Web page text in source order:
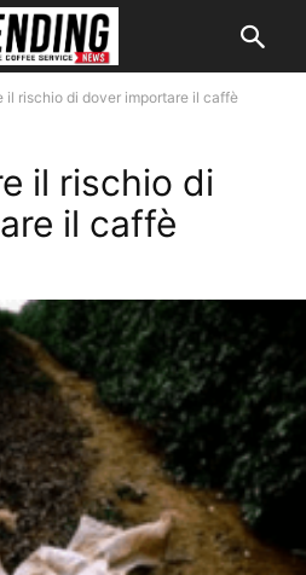
il rischio di dover importare il caffè
il rischio di
il caffè